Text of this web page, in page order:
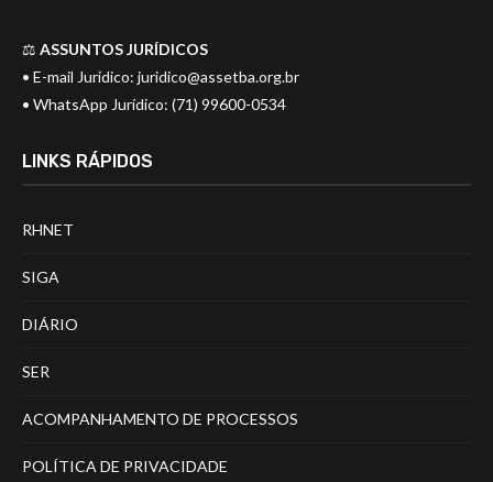
⚖️ ASSUNTOS JURÍDICOS
• E-mail Jurídico: juridico@assetba.org.br
• WhatsApp Jurídico: (71) 99600-0534
LINKS RÁPIDOS
RHNET
SIGA
DIÁRIO
SER
ACOMPANHAMENTO DE PROCESSOS
POLÍTICA DE PRIVACIDADE